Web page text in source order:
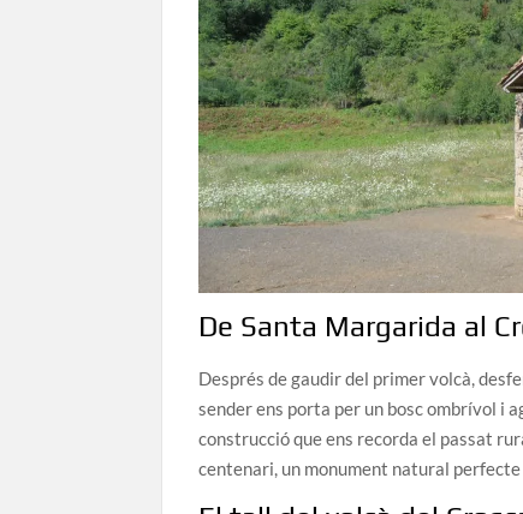
De Santa Margarida al
Després de gaudir del primer volcà,
sender ens porta per un bosc ombrívol i
construcció que ens recorda el passat
centenari, un monument natural